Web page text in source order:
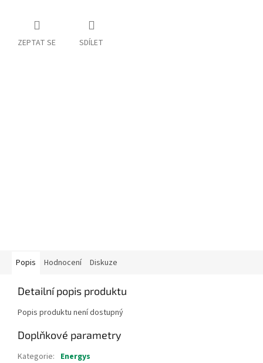
ZEPTAT SE SDÍLET
Popis Hodnocení Diskuze
Detailní popis produktu
Popis produktu není dostupný
Doplňkové parametry
Kategorie: Energys